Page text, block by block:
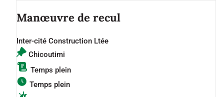
Manœuvre de recul
Inter-cité Construction Ltée
Chicoutimi
Temps plein
Temps plein